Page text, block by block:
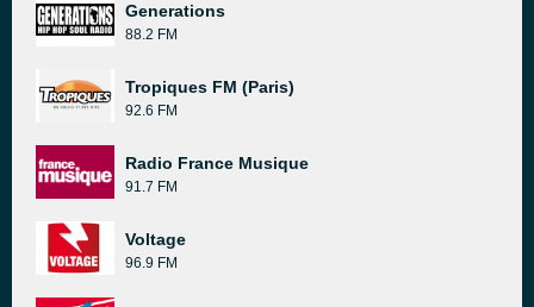
Generations
88.2 FM
Tropiques FM (Paris)
92.6 FM
Radio France Musique
91.7 FM
Voltage
96.9 FM